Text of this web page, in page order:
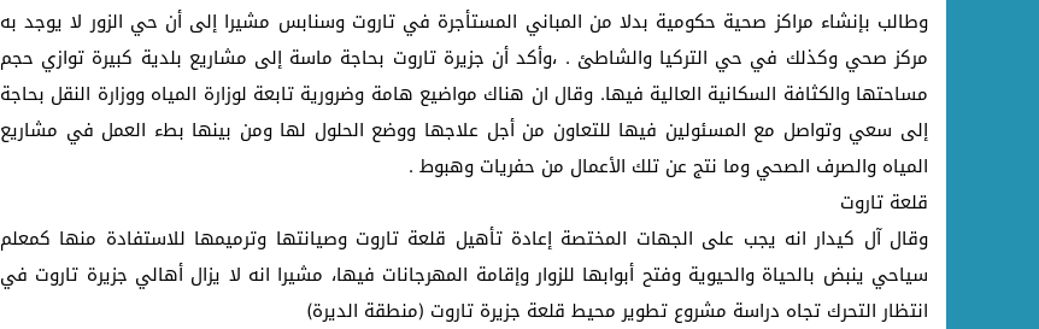
وطالب بإنشاء مراكز صحية حكومية بدلا من المباني المستأجرة في تاروت وسنابس مشيرا إلى أن حي الزور لا يوجد به
مركز صحي وكذلك في حي التركيا والشاطئ . ،وأكد أن جزيرة تاروت بحاجة ماسة إلى مشاريع بلدية كبيرة توازي حجم
مساحتها والكثافة السكانية العالية فيها. وقال ان هناك مواضيع هامة وضرورية تابعة لوزارة المياه ووزارة النقل بحاجة
إلى سعي وتواصل مع المسئولين فيها للتعاون من أجل علاجها ووضع الحلول لها ومن بينها بطء العمل في مشاريع
المياه والصرف الصحي وما نتج عن تلك الأعمال من حفريات وهبوط .
قلعة تاروت
وقال آل كيدار انه يجب على الجهات المختصة إعادة تأهيل قلعة تاروت وصيانتها وترميمها للاستفادة منها كمعلم
سياحي ينبض بالحياة والحيوية وفتح أبوابها للزوار وإقامة المهرجانات فيها، مشيرا انه لا يزال أهالي جزيرة تاروت في
انتظار التحرك تجاه دراسة مشروع تطوير محيط قلعة جزيرة تاروت (منطقة الديرة)